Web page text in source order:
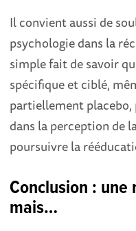
Il convient aussi de
psychologie dans la
simple fait de savoir
spécifique et ciblé,
partiellement
dans la perception de
poursuivre la
Conclusion :
mais…